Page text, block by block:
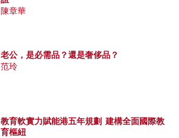
陳章華
老公，是必需品？還是奢侈品？
范玲
教育軟實力賦能港五年規劃 建構全面國際教
育樞紐